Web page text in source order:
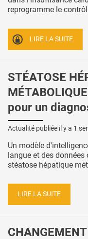
reprogramme le
LIRE LA SUITE
STÉATOSE
pour un
Actualité publiée il y a 1
Un modèle
langue et des
stéatose hépatique
LIRE LA SUITE